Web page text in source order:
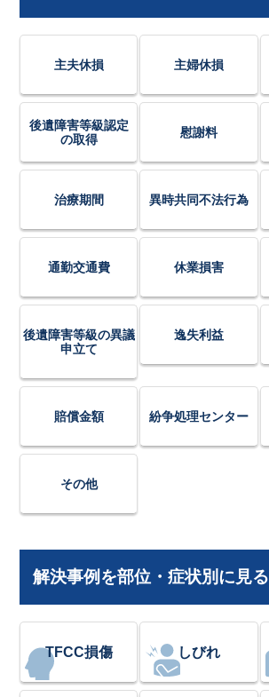
主夫休損 主婦休損
後遺障害等級認定
の取得
慰謝料
治療期間 異時共同不法行為
通勤交通費 休業損害
後遺障害等級の異議
申立て
逸失利益
賠償金額 紛争処理センター
その他
解決事例を部位・症状別に見る
TFCC損傷 しびれ